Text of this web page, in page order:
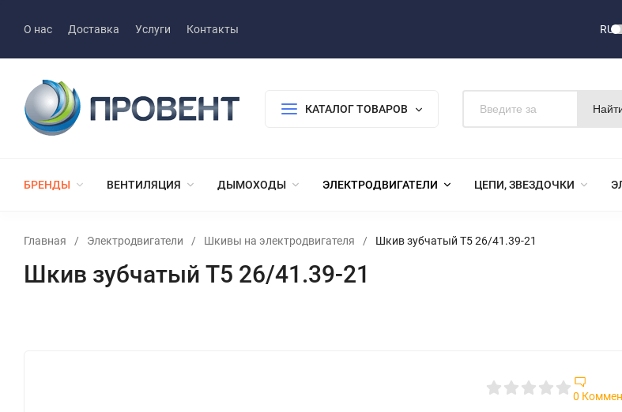
О нас Доставка Услуги Контакты RU
КАТАЛОГ ТОВАРОВ
БРЕНДЫ ВЕНТИЛЯЦИЯ ДЫМОХОДЫ ЭЛЕКТРОДВИГАТЕЛИ ЦЕПИ, ЗВЕЗДОЧКИ
Главная / Электродвигатели / Шкивы на электродвигателя / Шкив зубчатый T5 26/41.39-21
Шкив зубчатый T5 26/41.39-21
0